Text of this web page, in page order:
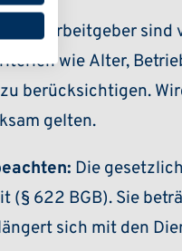
Arbeitgeber sind
wie Alter,
berücksichtigen.
gelten.
Die
(§ 622 BGB). Sie
sich mit den